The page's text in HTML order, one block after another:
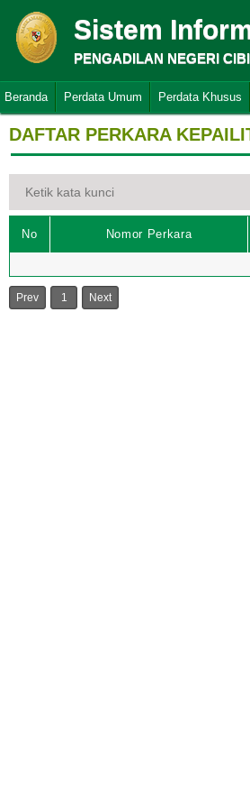
Sistem
PENGADILAN NEGERI
Beranda Perdata Umum Perdata Khusus
DAFTAR PERKARA
No Nomor Perkara
Prev 1 Next